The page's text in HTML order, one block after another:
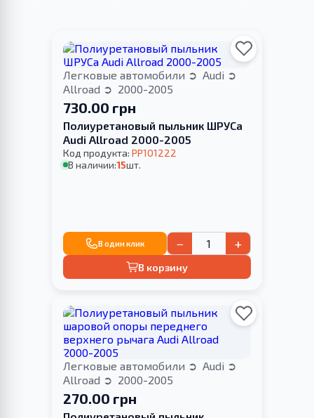
Легковые автомобили
Audi
Allroad
2000-2005
730.00 грн
Полиуретановый пыльник ШРУСа
Audi Allroad 2000-2005
Код продукта: PP101222
В наличии:15шт.
В один клик − +
В корзину
Легковые автомобили
Audi
Allroad
2000-2005
270.00 грн